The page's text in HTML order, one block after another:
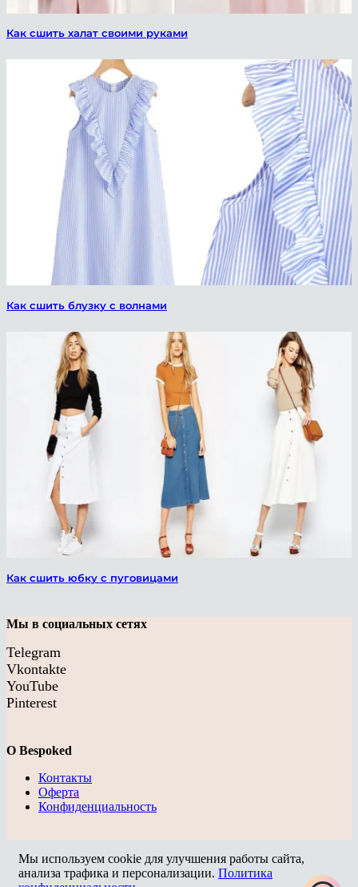
Как сшить халат своими руками
Как сшить блузку с волнами
Как сшить юбку с пуговицами
Мы в социальных сетях
Telegram
Vkontakte
YouTube
Pinterest
О Bespoked
Контакты
Оферта
Конфиденциальность
Мы используем cookie для улучшения работы сайта,
анализа трафика и персонализации. Политика
ChatApp
online
Мессенджеры
Свяжитесь с нами через любой удобный
мессенджер!
Telegram
VK